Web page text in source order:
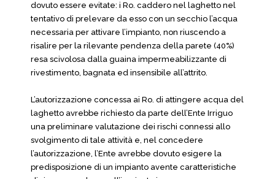
dovuto essere evitate: i Ro. caddero nel laghetto nel
tentativo di prelevare da esso con un secchio l’acqua
necessaria per attivare l’impianto, non riuscendo a
risalire per la rilevante pendenza della parete (40%)
resa scivolosa dalla guaina impermeabilizzante di
rivestimento, bagnata ed insensibile all’attrito.
L’autorizzazione concessa ai Ro. di attingere acqua del
laghetto avrebbe richiesto da parte dell’Ente Irriguo
una preliminare valutazione dei rischi connessi allo
svolgimento di tale attività e, nel concedere
l’autorizzazione, l’Ente avrebbe dovuto esigere la
predisposizione di un impianto avente caratteristiche